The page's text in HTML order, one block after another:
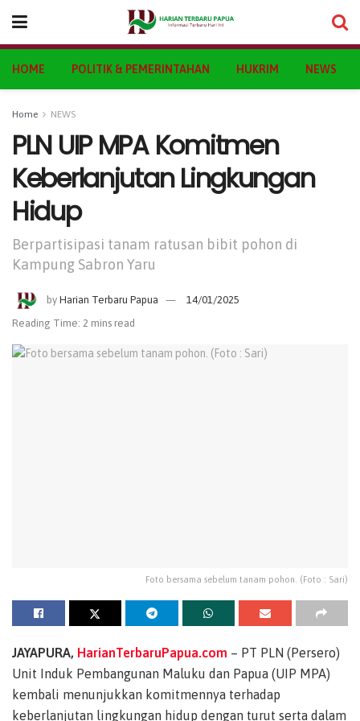
HOME POLITIK & PEMERINTAHAN HUKRIM NEWS
Home NEWS
PLN UIP MPA Komitmen
Keberlanjutan Lingkungan
Hidup
Berpartisipasi tanam ratusan bibit pohon di
Kampung Sabron Yaru
by Harian Terbaru Papua
14/01/2025
Reading Time: 2 mins read
Foto bersama sebelum tanam pohon. (Foto : Sari)
JAYAPURA, HarianTerbaruPapua.com – PT PLN (Persero)
Unit Induk Pembangunan Maluku dan Papua (UIP MPA)
kembali menunjukkan komitmennya terhadap
keberlanjutan lingkungan hidup dengan turut serta dalam